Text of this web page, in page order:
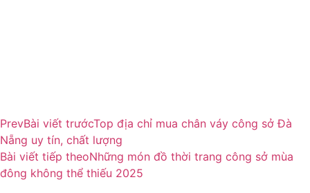
PrevBài viết trướcTop địa chỉ mua chân váy công sở Đà
Nẵng uy tín, chất lượng
Bài viết tiếp theoNhững món đồ thời trang công sở mùa
đông không thể thiếu 2025